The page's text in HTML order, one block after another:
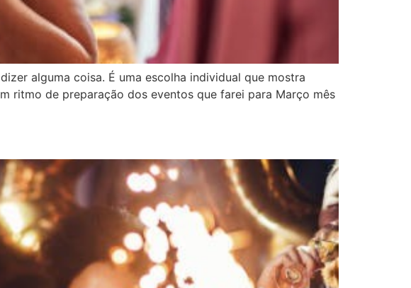
alguma coisa. É uma escolha individual que mostra
ritmo de preparação dos eventos que farei para Março mês